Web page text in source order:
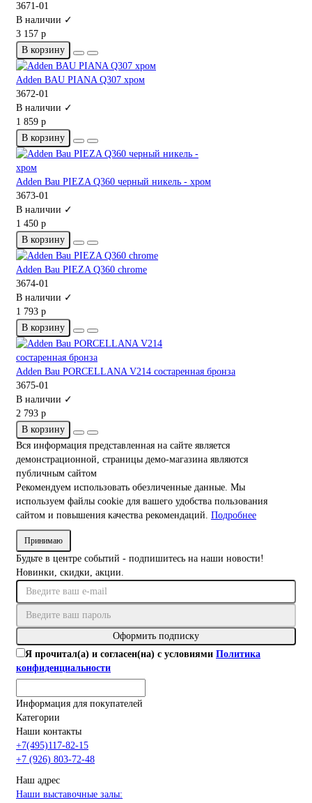
3671-01
В наличии ✓
3 157 р
В корзину
Adden BAU PIANA Q307 хром
3672-01
В наличии ✓
1 859 р
В корзину
Adden Bau PIEZA Q360 черный никель - хром
3673-01
В наличии ✓
1 450 р
В корзину
Adden Bau PIEZA Q360 chrome
3674-01
В наличии ✓
1 793 р
В корзину
Adden Bau PORCELLANA V214 состаренная бронза
3675-01
В наличии ✓
2 793 р
В корзину
Вся информация представленная на сайте является
демонстрационной, страницы демо-магазина являются
публичным сайтом
Рекомендуем использовать обезличенные данные. Мы
используем файлы cookie для вашего удобства пользования
сайтом и повышения качества рекомендаций. Подробнее
Принимаю
Будьте в центре событий - подпишитесь на наши новости!
Новинки, скидки, акции.
Оформить подписку
Я прочитал(а) и согласен(на) с условиями Политика
конфиденциальности
Информация для покупателей
Категории
Наши контакты
+7(495)117-82-15
+7 (926) 803-72-48
Наш адрес
Наши выставочные залы: